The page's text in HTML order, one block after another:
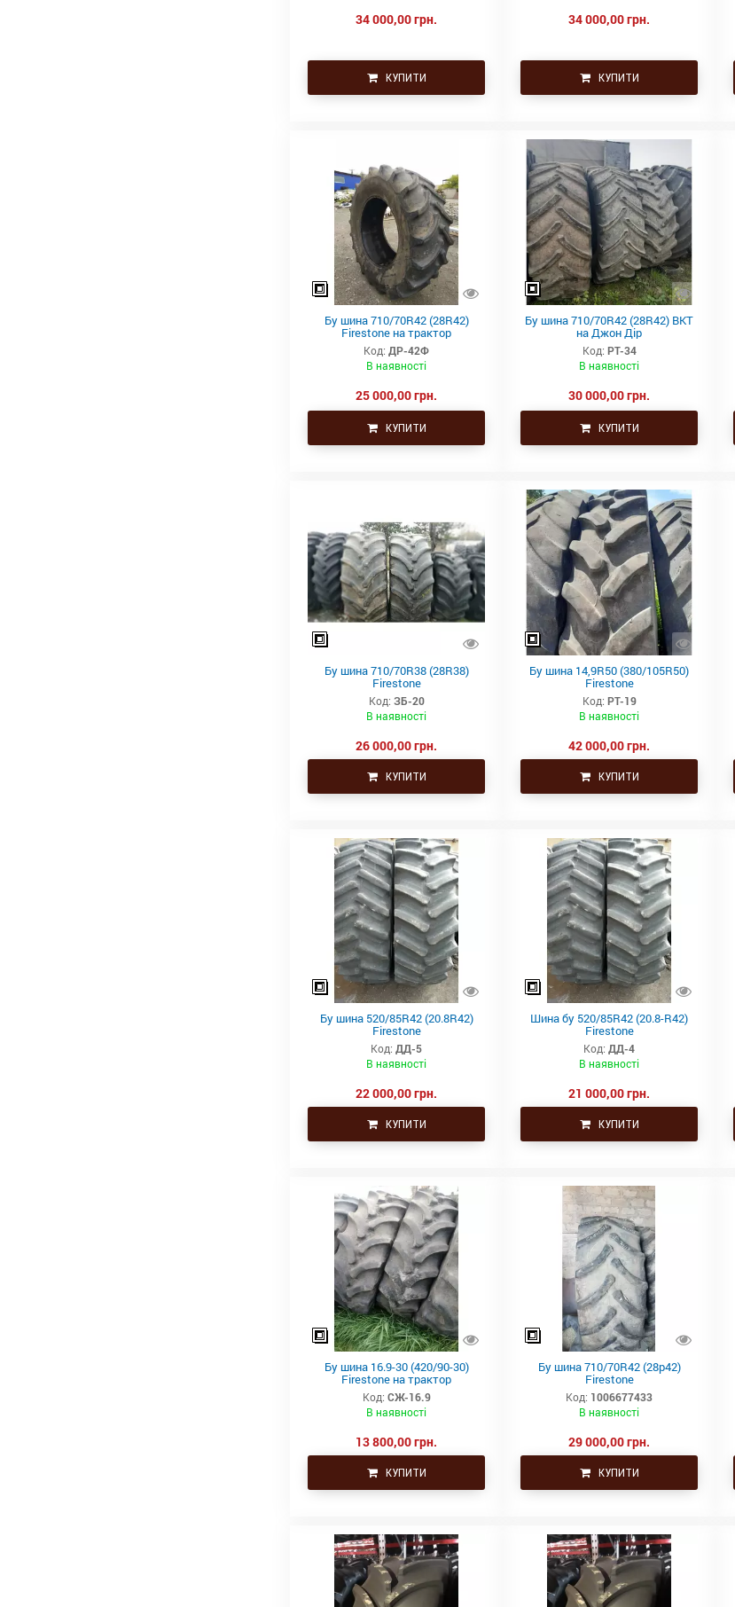
34 000,00 грн.
КУПИТИ
34 000,00 грн.
КУПИТИ
Бу шина 710/70R42 (28R42)
Firestone на трактор
Код: ДР-42Ф
В наявності
25 000,00 грн.
КУПИТИ
Бу шина 710/70R42 (28R42) BKT
на Джон Дір
Код: РТ-34
В наявності
30 000,00 грн.
КУПИТИ
Бу шина 710/70R38 (28R38)
Firestone
Код: ЗБ-20
В наявності
26 000,00 грн.
КУПИТИ
Бу шина 14,9R50 (380/105R50)
Firestone
Код: РТ-19
В наявності
42 000,00 грн.
КУПИТИ
Бу шина 520/85R42 (20.8R42)
Firestone
Код: ДД-5
В наявності
22 000,00 грн.
КУПИТИ
Шина бу 520/85R42 (20.8-R42)
Firestone
Код: ДД-4
В наявності
21 000,00 грн.
КУПИТИ
Бу шина 16.9-30 (420/90-30)
Firestone на трактор
Код: СЖ-16.9
В наявності
13 800,00 грн.
КУПИТИ
Бу шина 710/70R42 (28р42)
Firestone
Код: 1006677433
В наявності
29 000,00 грн.
КУПИТИ